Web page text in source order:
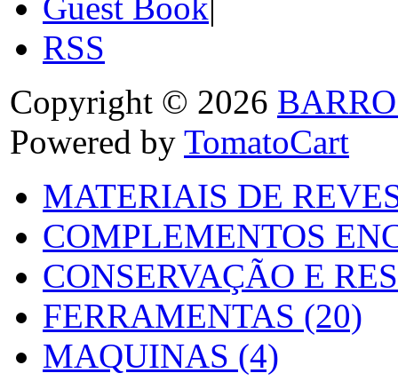
RSS
Copyright © 2026
Powered by TomatoCart
MATERIAIS DE
COMPLEMENTOS
CONSERVAÇÃO E
FERRAMENTAS (20)
MAQUINAS (4)